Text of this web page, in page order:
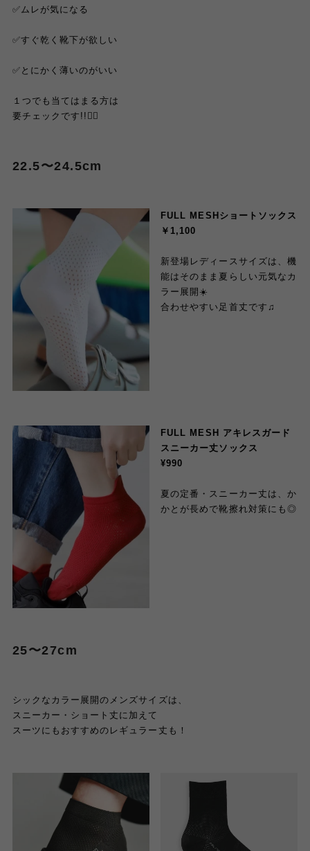
✅ムレが気になる
✅すぐ乾く靴下が欲しい
✅とにかく薄いのがいい
１つでも当てはまる方は
要チェックです!!👇🏻
22.5〜24.5cm
FULL MESHショートソックス
￥1,100
新登場レディースサイズは、機
能はそのまま夏らしい元気なカ
ラー展開☀️
合わせやすい足首丈です♫
FULL MESH アキレスガード
スニーカー丈ソックス
¥990
夏の定番・スニーカー丈は、か
かとが長めで靴擦れ対策にも◎
25〜27cm
シックなカラー展開のメンズサイズは、
スニーカー・ショート丈に加えて
スーツにもおすすめのレギュラー丈も！